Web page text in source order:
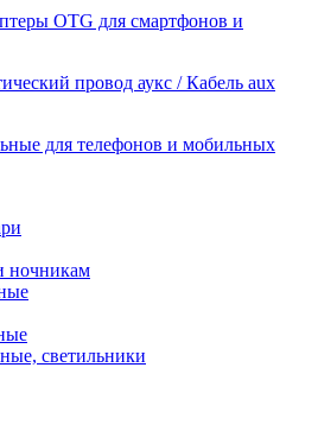
OTG для смартфонов и
провод аукс / Кабель aux
для телефонов и мобильных
ночникам
светильники